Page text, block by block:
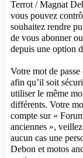
Terrot / Magnat
vous pouvez
souhaitez rendre
de vous abonner
depuis une option
Votre mot de
afin qu’il soit
utiliser le même
différents. Votre
compte sur «
anciennes »,
aucun cas une
Debon et motos